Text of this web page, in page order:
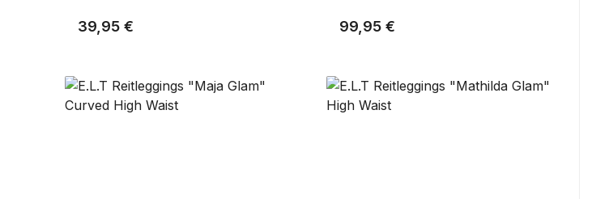
Regulärer Preis:
39,95 € Regulärer Preis:
99,95 €